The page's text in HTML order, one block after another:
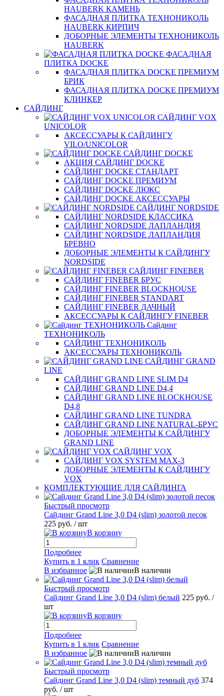
HAUBERK КАМЕНЬ
ФАСАДНАЯ ПЛИТКА ТЕХНОНИКОЛЬ
HAUBERK КИРПИЧ
ДОБОРНЫЕ ЭЛЕМЕНТЫ ТЕХНОНИКОЛЬ
HAUBERK
ФАСАДНАЯ
ПЛИТКА DOCKE
ФАСАДНАЯ ПЛИТКА DOCKE ПРЕМИУМ
БРИК
ФАСАДНАЯ ПЛИТКА DOCKE ПРЕМИУМ
КЛИНКЕР
САЙДИНГ
САЙДИНГ VOX
UNICOLOR
АКСЕССУАРЫ К САЙДИНГУ
VILO/UNICOLOR
САЙДИНГ DOCKE
АКЦИЯ САЙДИНГ DOCKE
САЙДИНГ DOCKE СТАНДАРТ
САЙДИНГ DOCKE ПРЕМИУМ
САЙДИНГ DOCKE ЛЮКС
САЙДИНГ DOCKE АКСЕССУАРЫ
САЙДИНГ NORDSIDE
САЙДИНГ NORDSIDE КЛАССИКА
САЙДИНГ NORDSIDE ЛАПЛАНДИЯ
САЙДИНГ NORDSIDE ЛАПЛАНДИЯ
БРЕВНО
ДОБОРНЫЕ ЭЛЕМЕНТЫ К САЙДИНГУ
NORDSIDE
САЙДИНГ FINEBER
САЙДИНГ FINEBER БРУС
САЙДИНГ FINEBER BLOCKHOUSE
САЙДИНГ FINEBER STANDART
САЙДИНГ FINEBER ДАЧНЫЙ
АКСЕССУАРЫ К САЙДИНГУ FINEBER
Сайдинг
ТЕХНОНИКОЛЬ
САЙДИНГ ТЕХНОНИКОЛЬ
АКСЕССУАРЫ ТЕХНОНИКОЛЬ
САЙДИНГ GRAND
LINE
САЙДИНГ GRAND LINE SLIM D4
САЙДИНГ GRAND LINE D4,4
САЙДИНГ GRAND LINE BLOCKHOUSE
D4,8
САЙДИНГ GRAND LINE TUNDRA
САЙДИНГ GRAND LINE NATURAL-БРУС
ДОБОРНЫЕ ЭЛЕМЕНТЫ К САЙДИНГУ
GRAND LINE
САЙДИНГ VOX
САЙДИНГ VOX SYSTEM MAX-3
ДОБОРНЫЕ ЭЛЕМЕНТЫ К САЙДИНГУ
VOX
КОМПЛЕКТУЮЩИЕ ДЛЯ САЙДИНГА
Быстрый просмотр
Сайдинг Grand Line 3,0 D4 (slim) золотой песок
225 руб. / шт
В корзину
Подробнее
Купить в 1 клик Сравнение
В избранное
В наличии
Быстрый просмотр
Сайдинг Grand Line 3,0 D4 (slim) белый 225 руб. /
шт
В корзину
Подробнее
Купить в 1 клик Сравнение
В избранное
В наличии
Быстрый просмотр
Сайдинг Grand Line 3,0 D4 (slim) темный дуб 374
руб. / шт